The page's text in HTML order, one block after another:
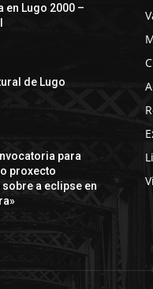
en Lugo 2000 –
de Lugo
para
proxecto
a eclipse en